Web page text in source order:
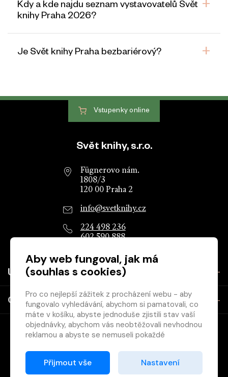
Kdy a kde najdu seznam vystavovatelů Svět
knihy Praha 2026?
Je Svět knihy Praha bezbariérový?
Patička webu
Vstupenky online
Svět knihy, s.r.o.
Fügnerovo nám.
1808/3
120 00 Praha 2
info@svetknihy.cz
224 498 236
602 590 888
Užitečné
O společnosti
Aby web fungoval, jak má
(souhlas s cookies)
Pro co nejlepší zážitek z procházení webu - aby
fungovalo vyhledávání, abychom si pamatovali, co
máte v košíku, abyste jednoduše zjistili stav vaší
objednávky, abychom vás neobtěžovali nevhodnou
reklamou a abyste se nemuseli pokaždé
Proto od vás potřebujeme souhlas se
zpracováním souborů cookies
Přijmout vše Nastavení